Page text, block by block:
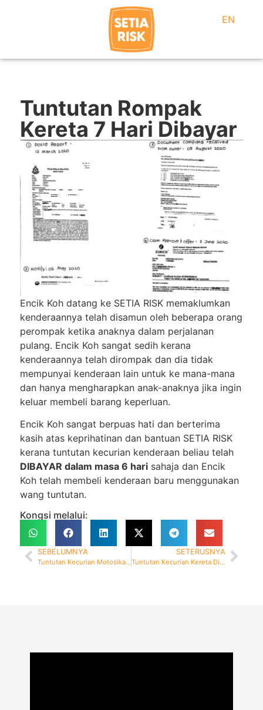
EN
Tuntutan Rompak
Kereta 7 Hari Dibayar
Encik Koh datang ke SETIA RISK memaklumkan
kenderaannya telah disamun oleh beberapa orang
perompak ketika anaknya dalam perjalanan
pulang. Encik Koh sangat sedih kerana
kenderaannya telah dirompak dan dia tidak
mempunyai kenderaan lain untuk ke mana-mana
dan hanya mengharapkan anak-anaknya jika ingin
keluar membeli barang keperluan.
Encik Koh sangat berpuas hati dan berterima
kasih atas keprihatinan dan bantuan SETIA RISK
kerana tuntutan kecurian kenderaan beliau telah
DIBAYAR dalam masa 6 harisahaja dan Encik
Koh telah membeli kenderaan baru menggunakan
wang tuntutan.
Kongsi melalui:
SEBELUMNYA
Tuntutan Kecurian Motosikal Dibayar Dalam 2 Minggu
SETERUSNYA
Tuntutan Kecurian Kereta Dibayar Dalam Masa 8 Hari